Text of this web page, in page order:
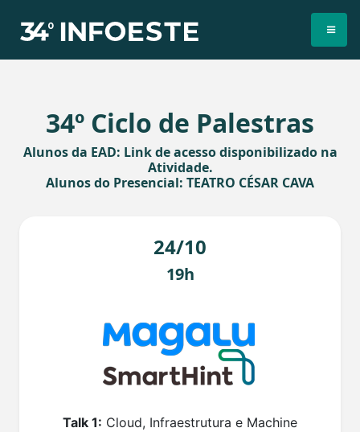
34º Ciclo de Palestras
Alunos da EAD: Link de acesso disponibilizado na
Atividade.
Alunos do Presencial: TEATRO CÉSAR CAVA
24/10
19h
Talk 1: Cloud, Infraestrutura e Machine